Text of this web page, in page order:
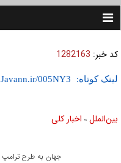
Toggle
کد خبر: 1282163
لینک کوتاه:
بين‌الملل » اخبار كلی
جهان به طرح ترامپ